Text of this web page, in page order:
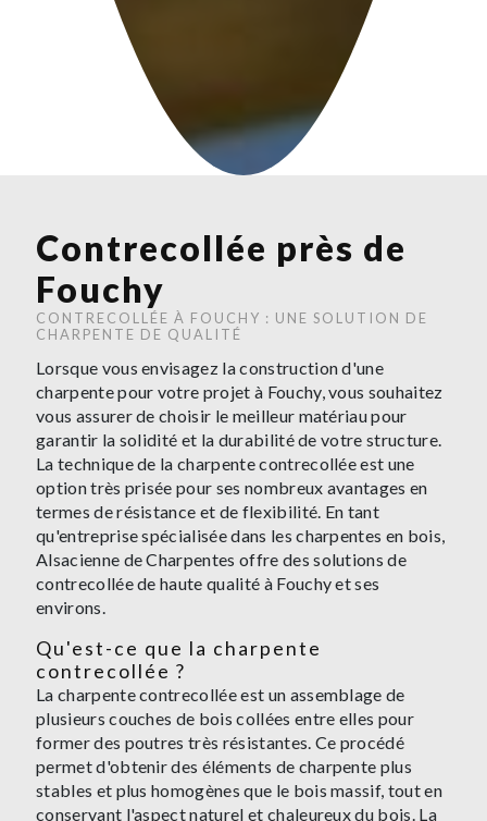
Contrecollée près de
Fouchy
CONTRECOLLÉE À FOUCHY : UNE SOLUTION DE
CHARPENTE DE QUALITÉ
Lorsque vous envisagez la construction d'une
charpente pour votre projet à Fouchy, vous souhaitez
vous assurer de choisir le meilleur matériau pour
garantir la solidité et la durabilité de votre structure.
La technique de la charpente contrecollée est une
option très prisée pour ses nombreux avantages en
termes de résistance et de flexibilité. En tant
qu'entreprise spécialisée dans les charpentes en bois,
Alsacienne de Charpentes offre des solutions de
contrecollée de haute qualité à Fouchy et ses
environs.
Qu'est-ce que la charpente
contrecollée ?
La charpente contrecollée est un assemblage de
plusieurs couches de bois collées entre elles pour
former des poutres très résistantes. Ce procédé
permet d'obtenir des éléments de charpente plus
stables et plus homogènes que le bois massif, tout en
conservant l'aspect naturel et chaleureux du bois. La